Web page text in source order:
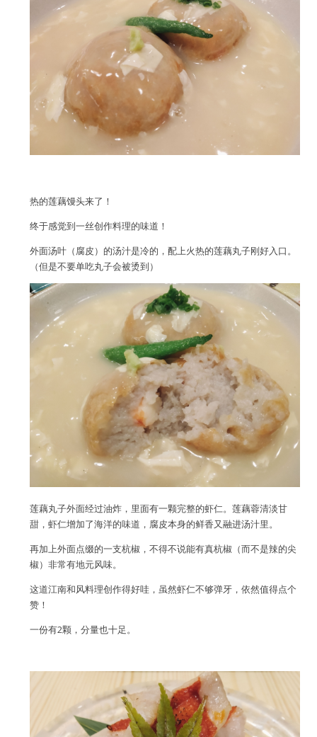
用户名或Email
忘记密码?
记住我的登录状态
热的莲藕馒头来了！
终于感觉到一丝创作料理的味道！
外面汤叶（腐皮）的汤汁是冷的，配上火热的莲藕丸子刚好入口。
（但是不要单吃丸子会被烫到）
莲藕丸子外面经过油炸，里面有一颗完整的虾仁。莲藕蓉清淡甘
甜，虾仁增加了海洋的味道，腐皮本身的鲜香又融进汤汁里。
再加上外面点缀的一支杭椒，不得不说能有真杭椒（而不是辣的尖
椒）非常有地元风味。
这道江南和风料理创作得好哇，虽然虾仁不够弹牙，依然值得点个
赞！
一份有2颗，分量也十足。